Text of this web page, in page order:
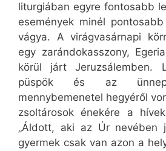
liturgiában egyre fontosabb
események minél
vágya. A virágvasárnapi
egy zarándokasszony,
körül járt Jeruzsálemben.
püspök és az
mennybemenetel hegyéről
zsoltárosok énekére a
„Áldott, aki az Úr nevében
gyermek csak van azon a